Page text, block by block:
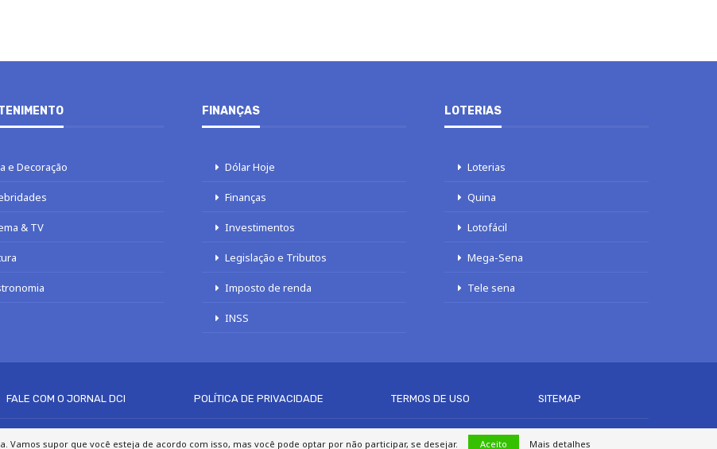
e Decoração
& TV
FINANÇAS
Dólar Hoje
Finanças
Investimentos
Legislação e Tributos
Imposto de renda
INSS
LOTERIAS
Loterias
Quina
Lotofácil
Mega-Sena
Tele sena
FALE COM O JORNAL DCI POLÍTICA DE PRIVACIDADE TERMOS DE USO SITEMAP
Vamos supor que você esteja de acordo com isso, mas você pode optar por não participar, se desejar. Aceito Mais detalhes